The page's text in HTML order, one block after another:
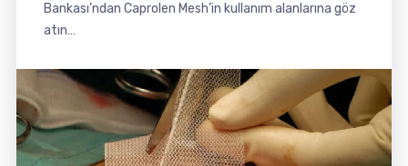
Bankası’ndan Caprolen Mesh’in kullanım alanlarına göz
atın…